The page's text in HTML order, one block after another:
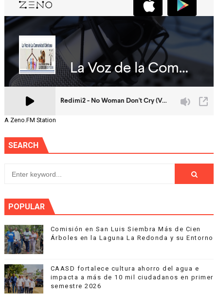
A Zeno.FM Station
SEARCH
POPULAR
Comisión en San Luis Siembra Más de Cien
Árboles en la Laguna La Redonda y su Entorno
CAASD fortalece cultura ahorro del agua e
impacta a más de 10 mil ciudadanos en primer
semestre 2026